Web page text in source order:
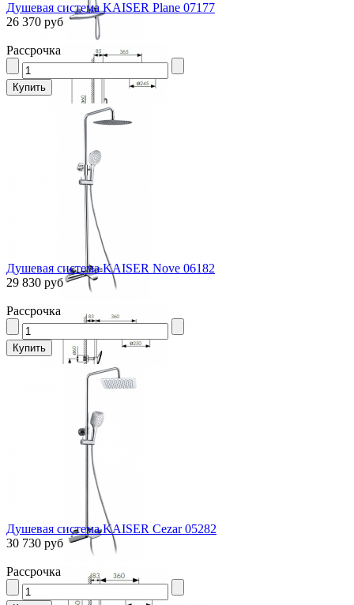
Душевая система KAISER Plane 07177
26 370 руб
Рассрочка
Душевая система KAISER Nove 06182
29 830 руб
Рассрочка
Душевая система KAISER Cezar 05282
30 730 руб
Рассрочка